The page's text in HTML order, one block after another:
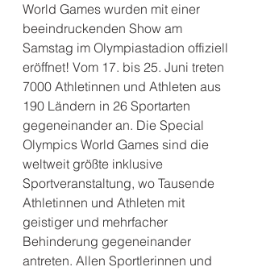
World Games wurden mit einer
beeindruckenden Show am
Samstag im Olympiastadion offiziell
eröffnet! Vom 17. bis 25. Juni treten
7000 Athletinnen und Athleten aus
190 Ländern in 26 Sportarten
gegeneinander an. Die Special
Olympics World Games sind die
weltweit größte inklusive
Sportveranstaltung, wo Tausende
Athletinnen und Athleten mit
geistiger und mehrfacher
Behinderung gegeneinander
antreten. Allen Sportlerinnen und